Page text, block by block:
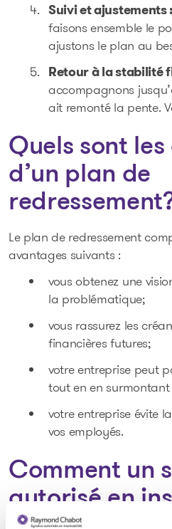
Suivi et ajustements :
faisons ensemble le
ajustons le plan au
Retour à la stabilité
accompagnons
ait remonté la pente.
Quels sont
d’un plan de
Le plan de redressement
avantages suivants :
vous obtenez une
la problématique;
vous rassurez les
financières futures;
votre entreprise peut
tout en en
votre entreprise évite
vos employés.
Comment un
autorisé en